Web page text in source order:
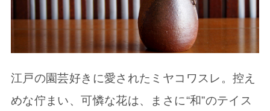
江戸の園芸好きに愛されたミヤコワスレ。控え
めな佇まい、可憐な花は、まさに“和”のテイス